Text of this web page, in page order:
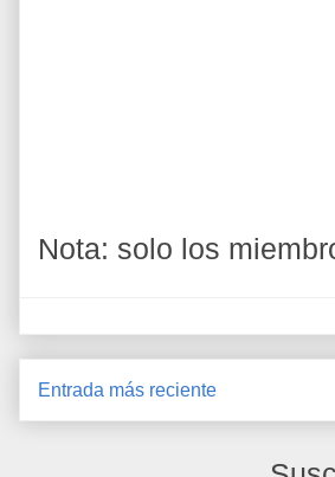
Nota: solo los
Entrada más reciente